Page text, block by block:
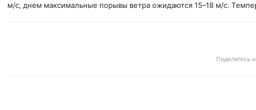
м/с, днем максимальные порывы ветра ожидаются 15–18 м/с.
Поделитесь